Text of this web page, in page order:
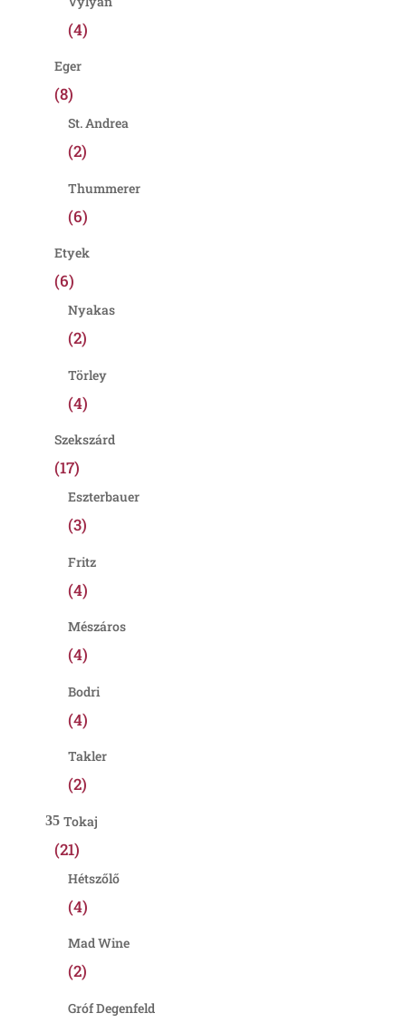
(4)
Eger
(8)
St. Andrea
(2)
Thummerer
(6)
Etyek
(6)
Nyakas
(2)
Törley
(4)
Szekszárd
(17)
Eszterbauer
(3)
Fritz
(4)
Mészáros
(4)
Bodri
(4)
Takler
(2)
Tokaj
(21)
Hétszőlő
(4)
Mad Wine
(2)
Gróf Degenfeld